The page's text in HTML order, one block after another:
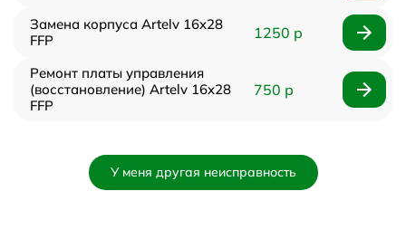
Замена корпуса Artelv 16x28
FFP
1250 р
Ремонт платы управления
(восстановление) Artelv 16x28
FFP
750 р
У меня другая неисправность